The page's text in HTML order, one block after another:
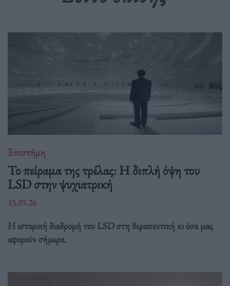
Επιστήμη
Το πείραμα της τρέλας: Η διπλή όψη του
LSD στην ψυχιατρική
15.05.26
Η ιστορική διαδρομή του LSD στη θεραπευτική κι όσα μας
αφορούν σήμερα.